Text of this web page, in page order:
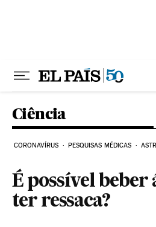
Ciência
CORONAVÍRUS PESQUISAS MÉDICAS
É possível beber
ter ressaca?